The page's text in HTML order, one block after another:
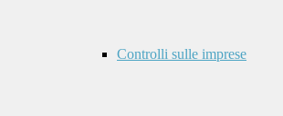
Controlli sulle imprese